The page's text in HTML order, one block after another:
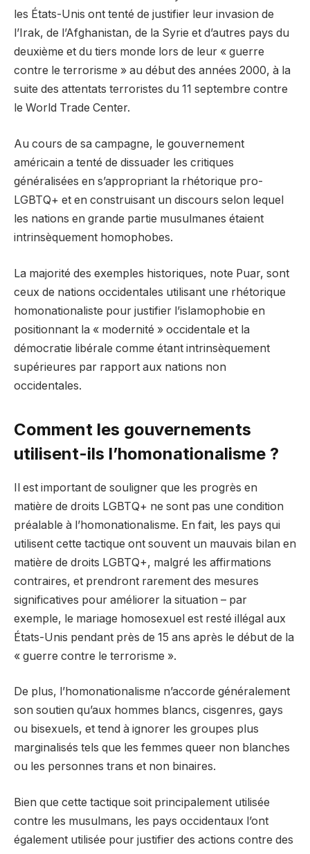
les États-Unis ont tenté de justifier leur invasion de
l’Irak, de l’Afghanistan, de la Syrie et d’autres pays du
deuxième et du tiers monde lors de leur « guerre
contre le terrorisme » au début des années 2000, à la
suite des attentats terroristes du 11 septembre contre
le World Trade Center.
Au cours de sa campagne, le gouvernement
américain a tenté de dissuader les critiques
généralisées en s’appropriant la rhétorique pro-
LGBTQ+ et en construisant un discours selon lequel
les nations en grande partie musulmanes étaient
intrinsèquement homophobes.
La majorité des exemples historiques, note Puar, sont
ceux de nations occidentales utilisant une rhétorique
homonationaliste pour justifier l’islamophobie en
positionnant la « modernité » occidentale et la
démocratie libérale comme étant intrinsèquement
supérieures par rapport aux nations non
occidentales.
Comment les gouvernements
utilisent-ils l’homonationalisme ?
Il est important de souligner que les progrès en
matière de droits LGBTQ+ ne sont pas une condition
préalable à l’homonationalisme. En fait, les pays qui
utilisent cette tactique ont souvent un mauvais bilan en
matière de droits LGBTQ+, malgré les affirmations
contraires, et prendront rarement des mesures
significatives pour améliorer la situation – par
exemple, le mariage homosexuel est resté illégal aux
États-Unis pendant près de 15 ans après le début de la
« guerre contre le terrorisme ».
De plus, l’homonationalisme n’accorde généralement
son soutien qu’aux hommes blancs, cisgenres, gays
ou bisexuels, et tend à ignorer les groupes plus
marginalisés tels que les femmes queer non blanches
ou les personnes trans et non binaires.
Bien que cette tactique soit principalement utilisée
contre les musulmans, les pays occidentaux l’ont
également utilisée pour justifier des actions contre des